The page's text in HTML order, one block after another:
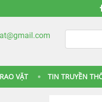
VẶT TIN TRUYỀN